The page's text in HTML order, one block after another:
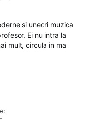
si uneori muzica
Ei nu intra la
mult, circula in mai